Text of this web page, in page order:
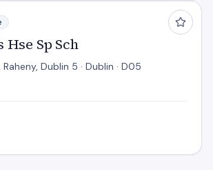
Sch
Hse Sp Sch
Dublin 5 · Dublin · D05